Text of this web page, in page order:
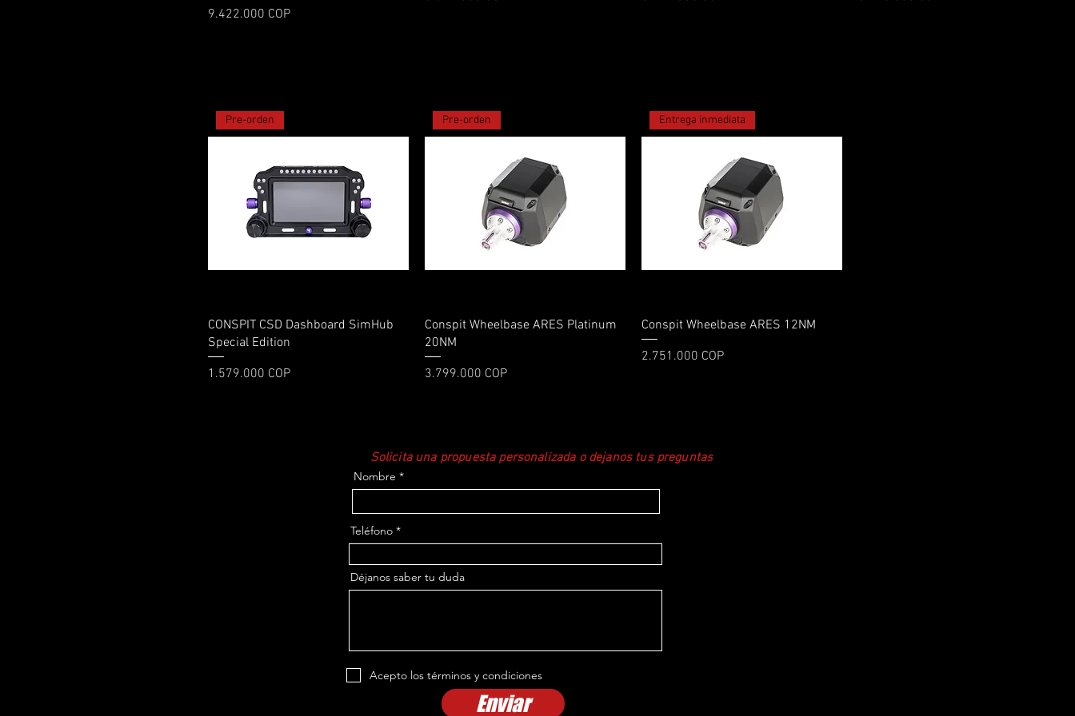
Precio
9.422.000 COP
Vista rápida
Pre-orden
CONSPIT CSD Dashboard SimHub
Special Edition
Precio
1.579.000 COP
Vista rápida
Pre-orden
Conspit Wheelbase ARES Platinum
20NM
Precio
3.799.000 COP
Vista rápida
Entrega inmediata
Conspit Wheelbase ARES 12NM
Precio
2.751.000 COP
Solicita una propuesta personalizada o dejanos tus preguntas
Nombre
Teléfono
Déjanos saber tu duda
Acepto los términos y condiciones
Enviar